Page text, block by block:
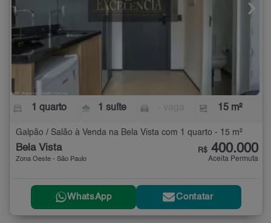
1 quarto 1 suíte 15 m²
Galpão / Salão à Venda na Bela Vista com 1 quarto - 15 m²
Bela Vista
Zona Oeste - São Paulo
R$ 400.000
Aceita Permuta
WhatsApp Contatar